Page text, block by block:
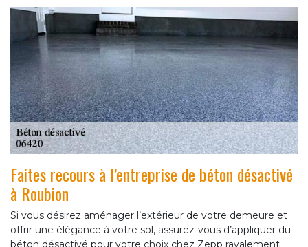
Faites recours à l’entreprise de béton désactivé
à Roubion
Si vous désirez aménager l’extérieur de votre demeure et
offrir une élégance à votre sol, assurez-vous d’appliquer du
béton désactivé pour votre choix chez Zepp ravalement